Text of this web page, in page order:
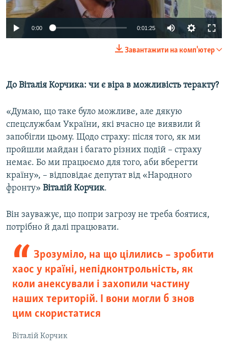
0:00 0:01:25
Завантажити на комп'ютер
До Віталія Корчика: чи є віра в можливість теракту?
«Думаю, що таке було можливе, але дякую
спецслужбам України, які вчасно це виявили й
запобігли цьому. Щодо страху: після того, як ми
пройшли майдан і багато різних подій – страху
немає. Бо ми працюємо для того, аби вберегти
країну», – відповідає депутат від «Народного
фронту» Віталій Корчик.
Він зауважує, що попри загрозу не треба боятися,
потрібно й далі працювати.
Зрозуміло, на що цілились – зробити
хаос у країні, непідконтрольність, як
коли анексували і захопили частину
наших територій. І вони могли б знов
цим скористатися
Віталій Корчик